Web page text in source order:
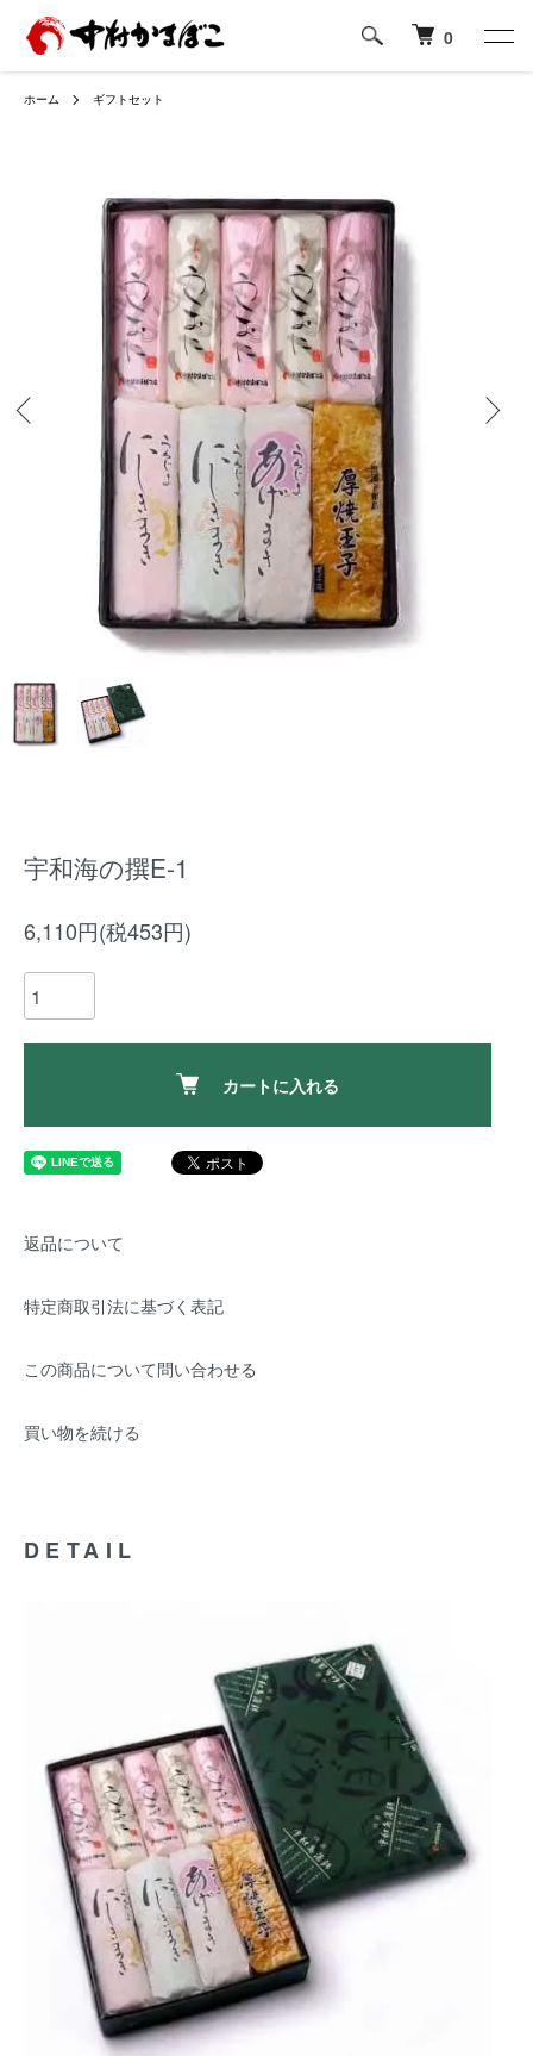
0
ホーム ギフトセット
宇和海の撰E-1
6,110円(税453円)
カートに入れる
返品について
特定商取引法に基づく表記
この商品について問い合わせる
買い物を続ける
DETAIL